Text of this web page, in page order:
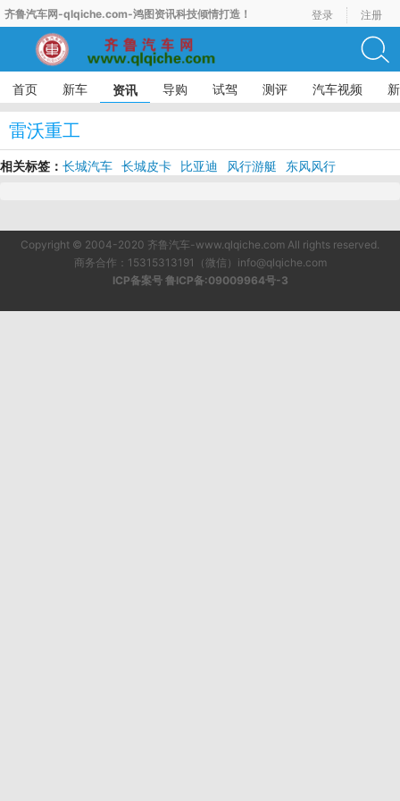
齐鲁汽车网-qlqiche.com-鸿图资讯科技倾情打造！ 登录 注册
首页 新车 资讯 导购 试驾 测评 汽车视频
雷沃重工
相关标签： 长城汽车 长城皮卡 比亚迪 风行游艇 东风风行
Copyright © 2004-2020 齐鲁汽车-www.qlqiche.com All rights reserved.
商务合作：15315313191（微信）info@qlqiche.com
ICP备案号 鲁ICP备:09009964号-3